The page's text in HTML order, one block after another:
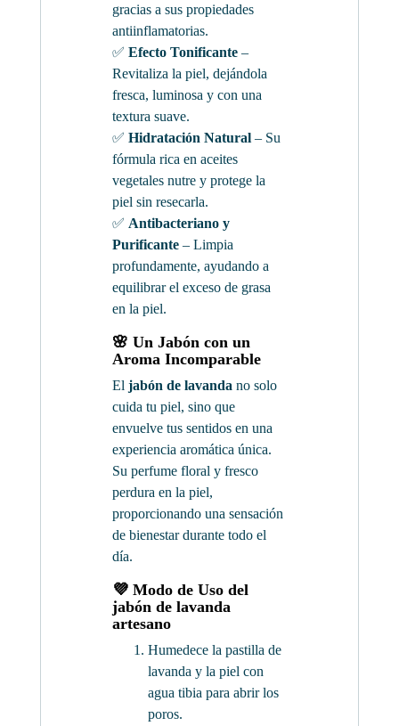
gracias a sus propiedades
antiinflamatorias.
✅ Efecto Tonificante –
Revitaliza la piel, dejándola
fresca, luminosa y con una
textura suave.
✅ Hidratación Natural – Su
fórmula rica en aceites
vegetales nutre y protege la
piel sin resecarla.
✅ Antibacteriano y
Purificante – Limpia
profundamente, ayudando a
equilibrar el exceso de grasa
en la piel.
🌸 Un Jabón con un
Aroma Incomparable
El jabón de lavanda no solo
cuida tu piel, sino que
envuelve tus sentidos en una
experiencia aromática única.
Su perfume floral y fresco
perdura en la piel,
proporcionando una sensación
de bienestar durante todo el
día.
💜 Modo de Uso del
jabón de lavanda
artesano
Humedece la pastilla de
lavanda y la piel con
agua tibia para abrir los
poros.